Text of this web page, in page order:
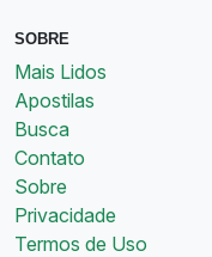
SOBRE
Mais Lidos
Apostilas
Busca
Contato
Sobre
Privacidade
Termos de Uso